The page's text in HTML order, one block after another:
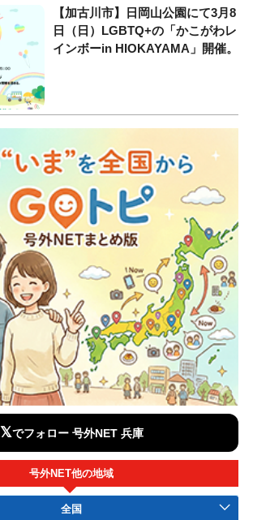
【加古川市】日岡山公園にて3月8
日（日）LGBTQ+の「かこがわレ
インボーin HIOKAYAMA」開催。
𝕏でフォロー 号外NET 兵庫
号外NET他の地域
全国